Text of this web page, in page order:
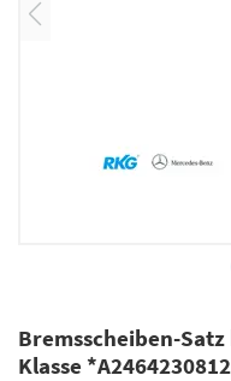
Bremsscheiben-Satz
Klasse